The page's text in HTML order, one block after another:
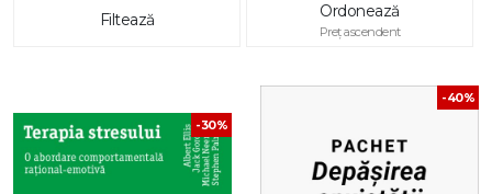
Filtează Ordonează
Preț ascendent
-30%
-40%